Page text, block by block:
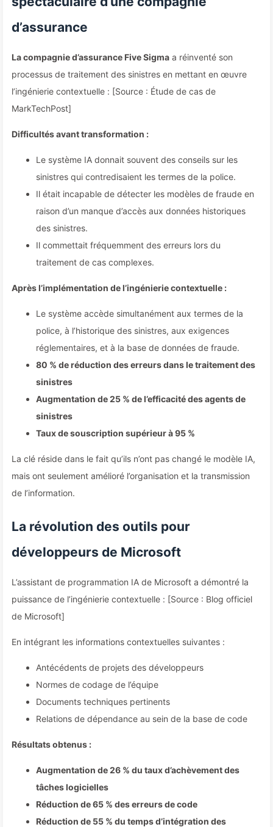
d’assurance
La compagnie d’assurance Five Sigma a réinventé son
processus de traitement des sinistres en mettant en œuvre
l’ingénierie contextuelle : [Source : Étude de cas de
MarkTechPost]
Difficultés avant transformation :
Le système IA donnait souvent des conseils sur les
sinistres qui contredisaient les termes de la police.
Il était incapable de détecter les modèles de fraude en
raison d’un manque d’accès aux données historiques
des sinistres.
Il commettait fréquemment des erreurs lors du
traitement de cas complexes.
Après l’implémentation de l’ingénierie contextuelle :
Le système accède simultanément aux termes de la
police, à l’historique des sinistres, aux exigences
réglementaires, et à la base de données de fraude.
80 % de réduction des erreurs dans le traitement des
sinistres
Augmentation de 25 % de l’efficacité des agents de
sinistres
Taux de souscription supérieur à 95 %
La clé réside dans le fait qu’ils n’ont pas changé le modèle IA,
mais ont seulement amélioré l’organisation et la transmission
de l’information.
La révolution des outils pour
développeurs de Microsoft
L’assistant de programmation IA de Microsoft a démontré la
puissance de l’ingénierie contextuelle : [Source : Blog officiel
de Microsoft]
En intégrant les informations contextuelles suivantes :
Antécédents de projets des développeurs
Normes de codage de l’équipe
Documents techniques pertinents
Relations de dépendance au sein de la base de code
Résultats obtenus :
Augmentation de 26 % du taux d’achèvement des
tâches logicielles
Réduction de 65 % des erreurs de code
Réduction de 55 % du temps d’intégration des